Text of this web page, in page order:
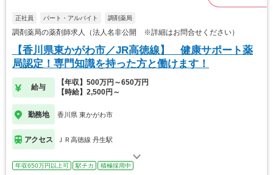
正社員 パート・アルバイト 調剤薬局
調剤薬局の薬剤師求人（法人名非公開 ※詳細はお問合せください）
【香川県東かがわ市／JR高徳線】 健康サポート薬
局認定！専門知識を持った方と働けます！
給与
【年収】500万円～650万円
【時給】2,500円～
勤務地 香川県 東かがわ市
アクセス ＪＲ高徳線 丹生駅
年収650万円以上可 駅チカ 積極採用中